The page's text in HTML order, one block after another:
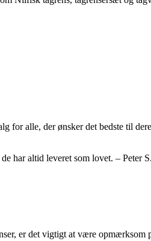
for alle, der ønsker det bedste til
har altid leveret som lovet. – Peter S.
er det vigtigt at være opmærksom